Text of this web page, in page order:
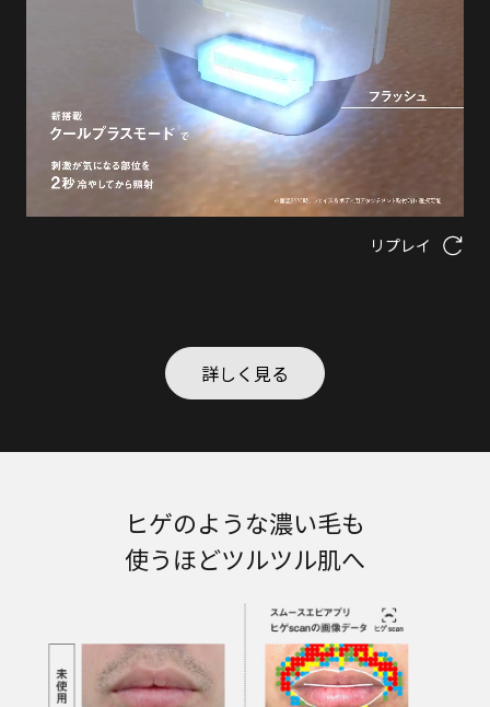
リプレイ
詳しく見る
ヒゲのような濃い毛も
使うほどツルツル肌へ